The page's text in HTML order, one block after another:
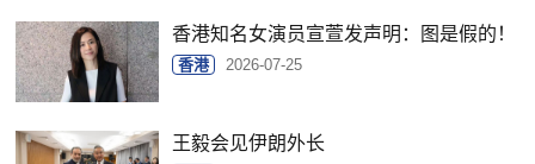
香港知名女演员宣萱发声明：图是假的！
香港 2026-07-25
王毅会见伊朗外长